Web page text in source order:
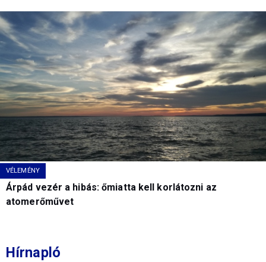
VÉLEMÉNY
Árpád vezér a hibás: őmiatta kell korlátozni az
atomerőművet
Hírnapló